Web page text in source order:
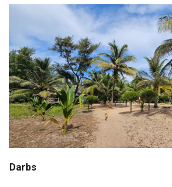
Darbs